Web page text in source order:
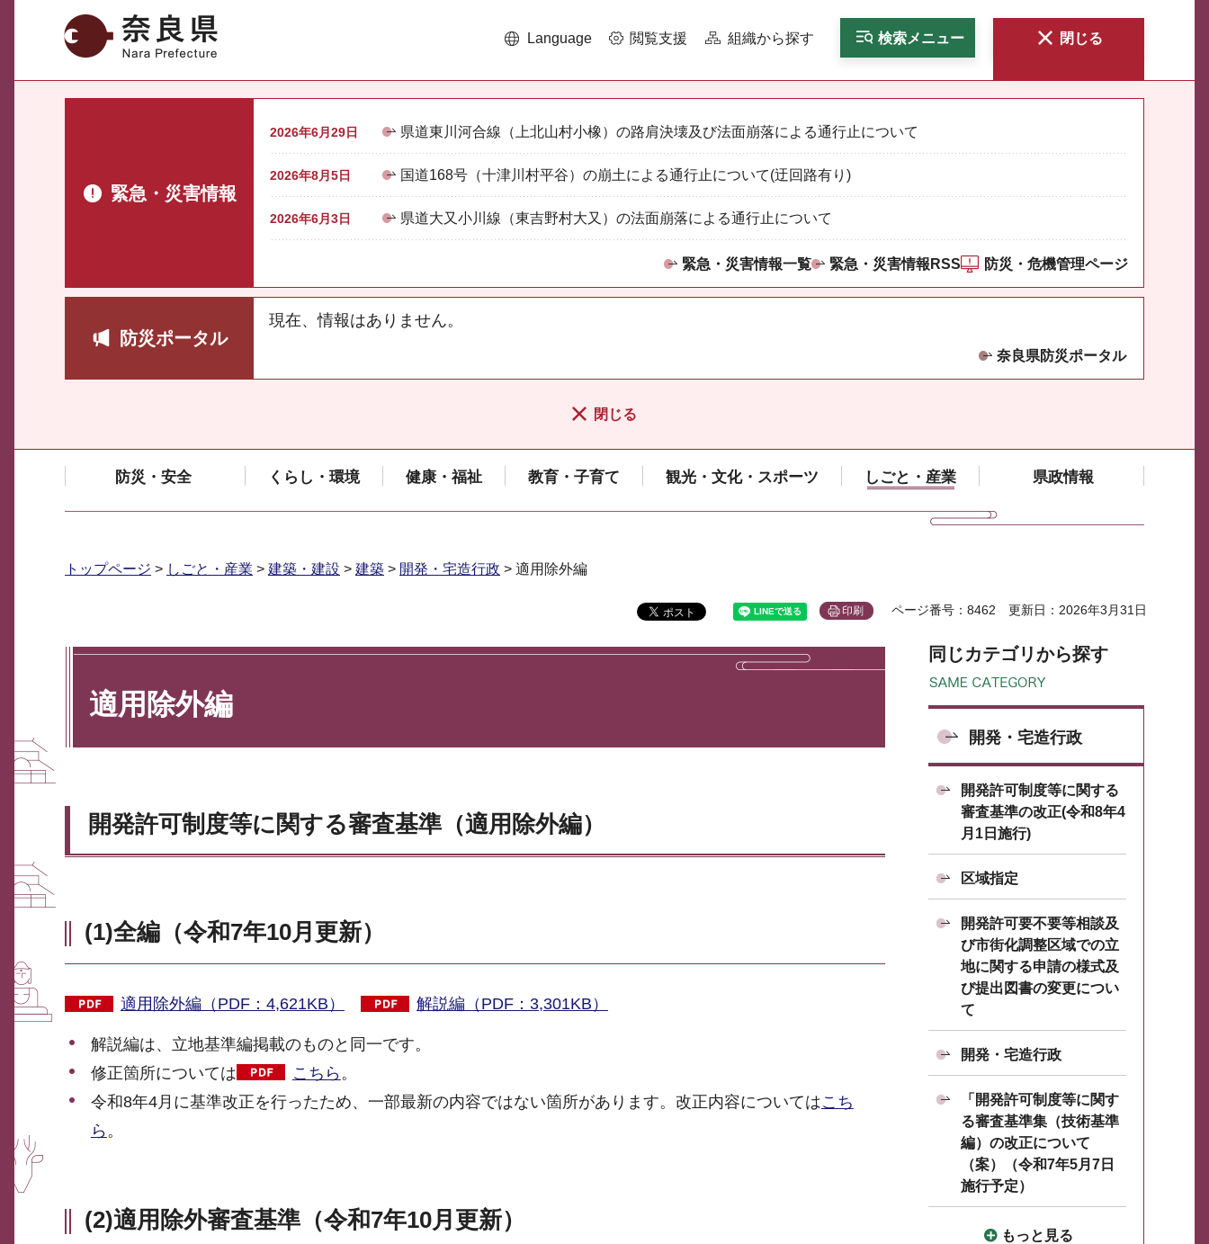
奈良県 Language 閲覧支援 組織から探す 検索メニュー 閉じる
緊急・災害情報
2026年6月29日 県道東川河合線（上北山村小橡）の路肩決壊及び法面崩落による通行止について
2026年8月5日 国道168号（十津川村平谷）の崩土による通行止について(迂回路有り)
2026年6月3日 県道大又小川線（東吉野村大又）の法面崩落による通行止について
緊急・災害情報一覧 緊急・災害情報RSS 防災・危機管理ページ
防災ポータル
現在、情報はありません。
奈良県防災ポータル
閉じる
防災・安全 くらし・環境 健康・福祉 教育・子育て 観光・文化・スポーツ しごと・産業 県政情報
トップページ > しごと・産業 > 建築・建設 > 建築 > 開発・宅造行政 > 適用除外編
印刷 ページ番号：8462 更新日：2026年3月31日
適用除外編
開発許可制度等に関する審査基準（適用除外編）
(1)全編（令和7年10月更新）
適用除外編（PDF：4,621KB） 解説編（PDF：3,301KB）
解説編は、立地基準編掲載のものと同一です。
修正箇所については
こちら 。
令和8年4月に基準改正を行ったため、一部最新の内容ではない箇所があります。改正内容についてはこち
ら 。
(2)適用除外審査基準（令和7年10月更新）
同じカテゴリから探す
開発・宅造行政
開発許可制度等に関する
審査基準の改正(令和8年4
月1日施行)
区域指定
開発許可要不要等相談及
び市街化調整区域での立
地に関する申請の様式及
び提出図書の変更につい
て
開発・宅造行政
「開発許可制度等に関す
る審査基準集（技術基準
編）の改正について
（案）（令和7年5月7日
施行予定）
もっと見る